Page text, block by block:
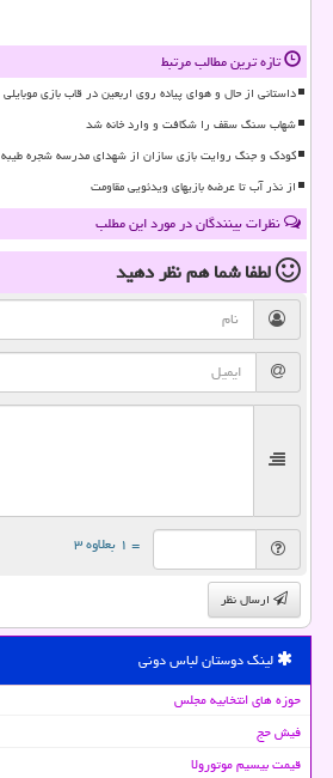
تازه ترین مطالب مرتبط
داستانی از حال و هوای پیاده روی اربعین در قاب بازی موبایلی
شهاب سنگ سقف را شکافت و وارد خانه شد
کودک و جنگ روایت بازی سازان از شهدای مدرسه شجره طیبه
از نذر آب تا عرضه بازیهای ویدئویی مقاومت
نظرات بینندگان در مورد این مطلب
لطفا شما همنظر دهید
= ۱ بعلاوه ۳
ارسال نظر
لینک دوستان لباس دونی
حوزه های انتخابیه مجلس
فیش حج
قیمت بیسیم موتورولا